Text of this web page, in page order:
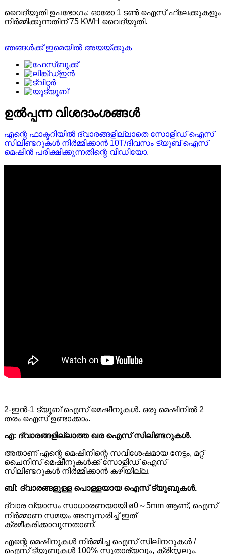
വൈദ്യുതി ഉപഭോഗം: ഓരോ 1 ടൺ ഐസ് ഫ്ലേക്കുകളും
നിർമ്മിക്കുന്നതിന് 75 KWH വൈദ്യുതി.
ഞങ്ങൾക്ക് ഇമെയിൽ അയയ്ക്കുക
ഉൽപ്പന്ന വിശദാംശങ്ങൾ
എന്റെ ഫാക്ടറിയിൽ ദ്വാരങ്ങളില്ലാതെ സോളിഡ് ഐസ്
സിലിണ്ടറുകൾ നിർമ്മിക്കാൻ 10T/ദിവസം ട്യൂബ് ഐസ്
മെഷീൻ പരീക്ഷിക്കുന്നതിന്റെ വീഡിയോ.
2-ഇൻ-1 ട്യൂബ് ഐസ് മെഷീനുകൾ. ഒരു മെഷീനിൽ 2
തരം ഐസ് ഉണ്ടാക്കാം.
എ: ദ്വാരങ്ങളില്ലാത്ത ഖര ഐസ് സിലിണ്ടറുകൾ.
അതാണ് എന്റെ മെഷീനിന്റെ സവിശേഷമായ നേട്ടം, മറ്റ്
ചൈനീസ് മെഷീനുകൾക്ക് സോളിഡ് ഐസ്
സിലിണ്ടറുകൾ നിർമ്മിക്കാൻ കഴിയില്ല.
ബി: ദ്വാരങ്ങളുള്ള പൊള്ളയായ ഐസ് ട്യൂബുകൾ.
ദ്വാര വ്യാസം സാധാരണയായി ø0～5mm ആണ്, ഐസ്
നിർമ്മാണ സമയം അനുസരിച്ച് ഇത്
ക്രമീകരിക്കാവുന്നതാണ്.
എന്റെ മെഷീനുകൾ നിർമ്മിച്ച ഐസ് സിലിനറുകൾ /
ഐസ് ട്യൂബുകൾ 100% സുതാര്യവും, ക്രിസ്റ്റലും,